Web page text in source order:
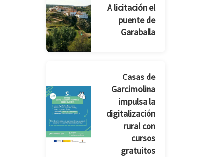
A licitación el
puente de
Garaballa
Casas de
Garcimolina
impulsa la
digitalización
rural con
cursos
gratuitos